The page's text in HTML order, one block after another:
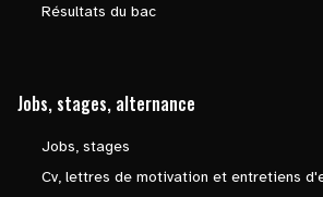
Résultats du bac
Jobs, stages, alternance
Jobs, stages
Cv, lettres de motivation et entretiens